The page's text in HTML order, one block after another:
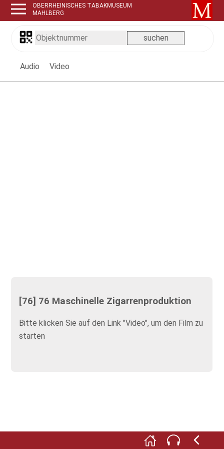
OBERRHEINISCHES TABAKMUSEUM
MAHLBERG
Audio Video
[76] 76 Maschinelle Zigarrenproduktion
Bitte klicken Sie auf den Link "Video", um den Film zu
starten